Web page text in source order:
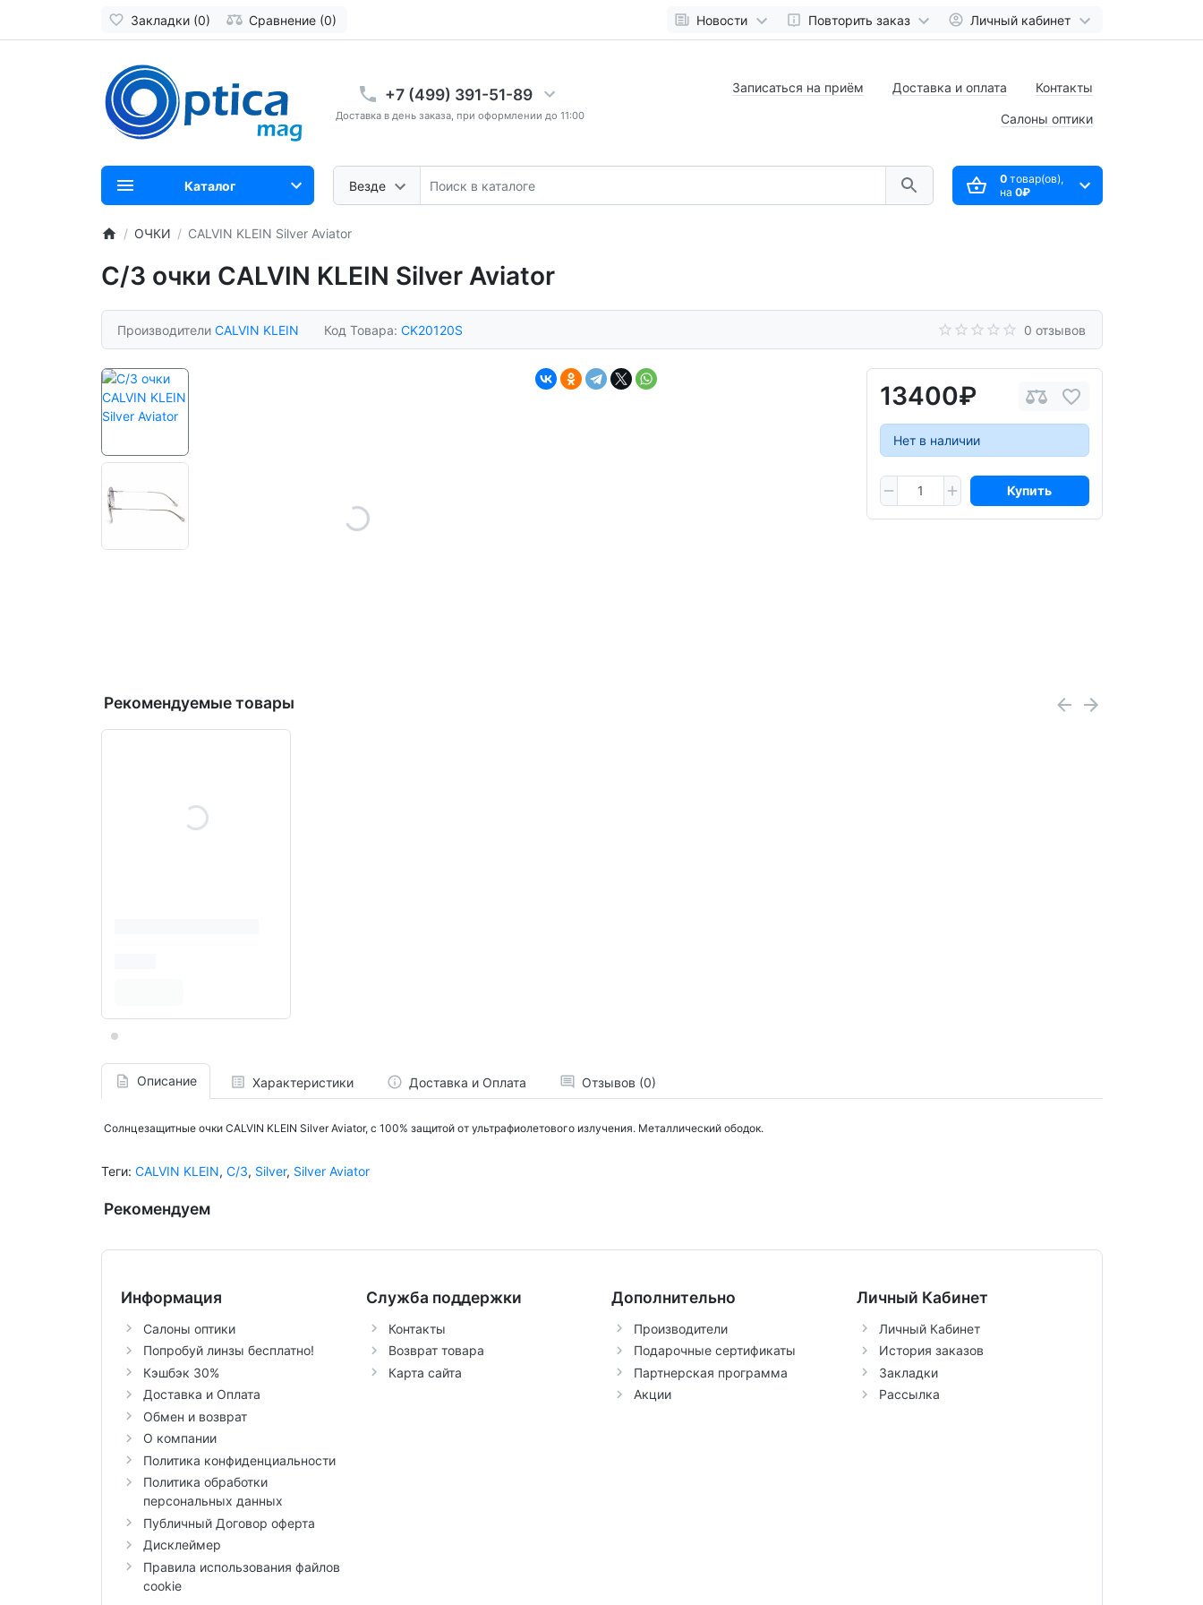
Закладки (0) Сравнение (0) Новости Повторить заказ Личный кабинет
+7 (499) 391-51-89
Доставка в день заказа, при оформлении до 11:00
Везде
Записаться на приём Доставка и оплата Контакты
Салоны оптики
0товар(ов),
на 0₽
Каталог
ОЧКИ CALVIN KLEIN Silver Aviator
С/З очки CALVIN KLEIN Silver Aviator
Производители CALVIN KLEIN Код Товара: CK20120S 0 отзывов
13400₽
Нет в наличии
Купить
Рекомендуемые товары
Описание Характеристики Доставка и Оплата Отзывов (0)
Солнцезащитные очки CALVIN KLEIN Silver Aviator, с 100% защитой от ультрафиолетового излучения. Металлический ободок.
Теги: CALVIN KLEIN, С/З, Silver, Silver Aviator
Рекомендуем
Информация
Салоны оптики
Попробуй линзы бесплатно!
Кэшбэк 30%
Доставка и Оплата
Обмен и возврат
О компании
Политика конфиденциальности
Политика обработки
персональных данных
Публичный Договор оферта
Дисклеймер
Правила использования файлов
cookie
Служба поддержки
Контакты
Возврат товара
Карта сайта
Дополнительно
Производители
Подарочные сертификаты
Партнерская программа
Акции
Личный Кабинет
Личный Кабинет
История заказов
Закладки
Рассылка